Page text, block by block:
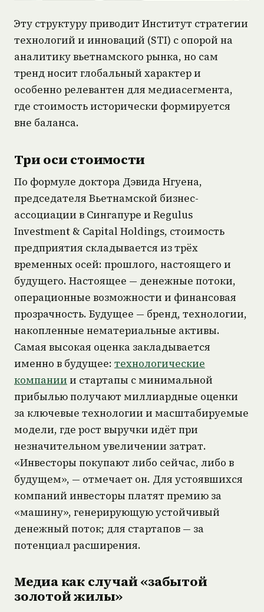
Эту структуру приводит Институт стратегии
технологий и инноваций (STI) с опорой на
аналитику вьетнамского рынка, но сам
тренд носит глобальный характер и
особенно релевантен для медиасегмента,
где стоимость исторически формируется
вне баланса.
Три оси стоимости
По формуле доктора Дэвида Нгуена,
председателя Вьетнамской бизнес-
ассоциации в Сингапуре и Regulus
Investment & Capital Holdings, стоимость
предприятия складывается из трёх
временных осей: прошлого, настоящего и
будущего. Настоящее — денежные потоки,
операционные возможности и финансовая
прозрачность. Будущее — бренд, технологии,
накопленные нематериальные активы.
Самая высокая оценка закладывается
именно в будущее: технологические
компании и стартапы с минимальной
прибылью получают миллиардные оценки
за ключевые технологии и масштабируемые
модели, где рост выручки идёт при
незначительном увеличении затрат.
«Инвесторы покупают либо сейчас, либо в
будущем», — отмечает он. Для устоявшихся
компаний инвесторы платят премию за
«машину», генерирующую устойчивый
денежный поток; для стартапов — за
потенциал расширения.
Медиа как случай «забытой
золотой жилы»